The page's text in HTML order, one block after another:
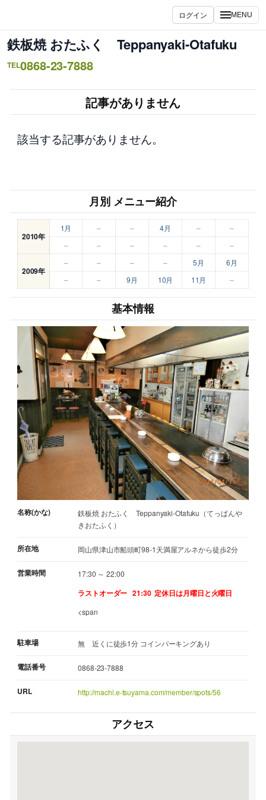
を
ス
キ
ログイン MENU
鉄板焼 おたふく Teppanyaki-Otafuku
TEL0868-23-7888
記事がありません
該当する記事がありません。
月別 メニュー紹介
2010年
1月 – – 4月 –
–
–
– – – – –
2009年
– – – – 5月
6月
–
– 9月 10月 11月 –
基本情報
名称(かな)
鉄板焼 おたふく Teppanyaki-Otafuku（てっぱんや
きおたふく）
所在地 岡山県津山市船頭町98-1天満屋アルネから徒歩2分
営業時間 17:30 ～ 22:00
ラストオーダー 21:30 定休日は月曜日と火曜日
<span
駐車場 無 近くに徒歩1分 コインパーキングあり
電話番号 0868-23-7888
URL http://machi.e-tsuyama.com/member/spots/56
アクセス